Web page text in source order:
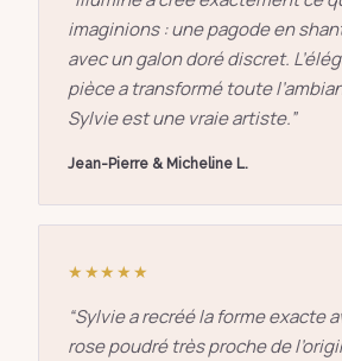
imaginions : une pagode en
avec un galon doré discret.
pièce a transformé toute
Sylvie est une vraie artiste.”
Jean-Pierre & Micheline L.
★★★★★
“Sylvie a recréé la forme exacte
rose poudré très proche de